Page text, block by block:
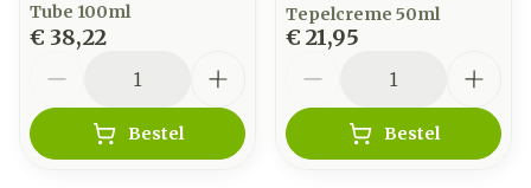
Tube 100ml
€ 38,22
Bestel
Tepelcreme 50ml
€ 21,95
Bestel